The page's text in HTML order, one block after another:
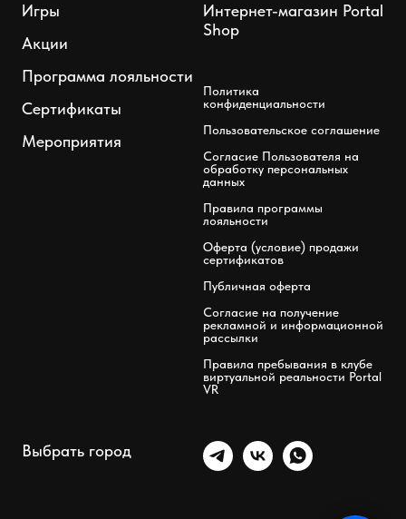
Игры
Акции
Программа лояльности
Сертификаты
Мероприятия
Интернет-магазин Portal
Shop
Политика
конфиденциальности
Пользовательское соглашение
Согласие Пользователя на
обработку персональных
данных
Правила программы
лояльности
Оферта (условие) продажи
сертификатов
Публичная оферта
Согласие на получение
рекламной и информационной
рассылки
Правила пребывания в клубе
виртуальной реальности Portal
VR
Выбрать город